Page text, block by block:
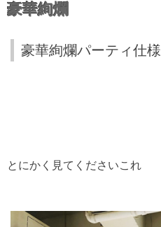
豪華絢爛
豪華絢爛パーティ仕様
とにかく見てくださいこれ